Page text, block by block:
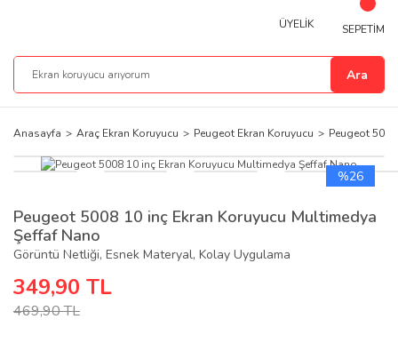
Ara
ÜYELİK SEPETİM
Anasayfa Araç Ekran Koruyucu Peugeot Ekran Koruyucu Peugeot
%26
Peugeot 5008 10 inç Ekran Koruyucu Multimedya
Şeffaf Nano
Görüntü Netliği, Esnek Materyal, Kolay Uygulama
349,90 TL
469,90 TL